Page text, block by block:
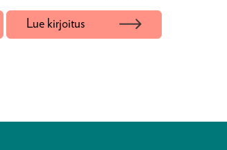
Lue kirjoitus